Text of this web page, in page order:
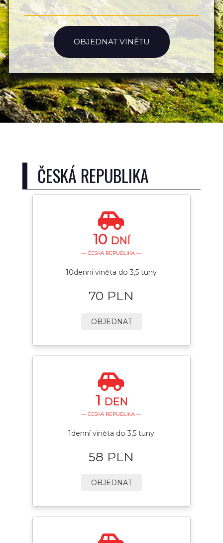
OBJEDNAT VINĚTU
ČESKÁ REPUBLIKA
10 DNÍ
— ČESKÁ REPUBLIKA —
10denní viněta do 3,5 tuny
70 PLN
OBJEDNAT
1 DEN
— ČESKÁ REPUBLIKA —
1denní viněta do 3,5 tuny
58 PLN
OBJEDNAT